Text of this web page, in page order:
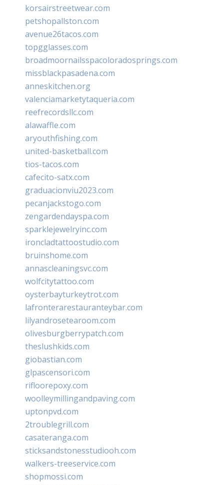
korsairstreetwear.com
petshopallston.com
avenue26tacos.com
topgglasses.com
broadmoornailsspacoloradosprings.com
missblackpasadena.com
anneskitchen.org
valenciamarketytaqueria.com
reefrecordsllc.com
alawaffle.com
aryouthfishing.com
united-basketball.com
tios-tacos.com
cafecito-satx.com
graduacionviu2023.com
pecanjackstogo.com
zengardendayspa.com
sparklejewelryinc.com
ironcladtattoostudio.com
bruinshome.com
annascleaningsvc.com
wolfcitytattoo.com
oysterbayturkeytrot.com
lafronterarestauranteybar.com
lilyandrosetearoom.com
olivesburgberrypatch.com
theslushkids.com
giobastian.com
glpascensori.com
rifloorepoxy.com
woolleymillingandpaving.com
uptonpvd.com
2troublegrill.com
casateranga.com
sticksandstonesstudiooh.com
walkers-treeservice.com
shopmossi.com